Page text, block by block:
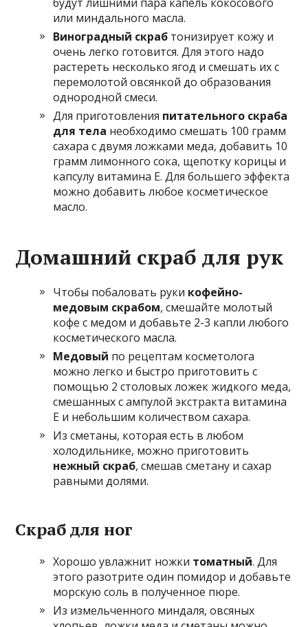
или миндального масла.
Виноградный скраб тонизирует кожу и
очень легко готовится. Для этого надо
растереть несколько ягод и смешать их с
перемолотой овсянкой до образования
однородной смеси.
Для приготовления питательного скраба
для тела необходимо смешать 100 грамм
сахара с двумя ложками меда, добавить 10
грамм лимонного сока, щепотку корицы и
капсулу витамина Е. Для большего эффекта
можно добавить любое косметическое
масло.
Домашний скраб для рук
Чтобы побаловать руки кофейно-
медовым скрабом, смешайте молотый
кофе с медом и добавьте 2-3 капли любого
косметического масла.
Медовый по рецептам косметолога
можно легко и быстро приготовить с
помощью 2 столовых ложек жидкого меда,
смешанных с ампулой экстракта витамина
Е и небольшим количеством сахара.
Из сметаны, которая есть в любом
холодильнике, можно приготовить
нежный скраб, смешав сметану и сахар
равными долями.
Скраб для ног
Хорошо увлажнит ножки томатный. Для
этого разотрите один помидор и добавьте
морскую соль в полученное пюре.
Из измельченного миндаля, овсяных